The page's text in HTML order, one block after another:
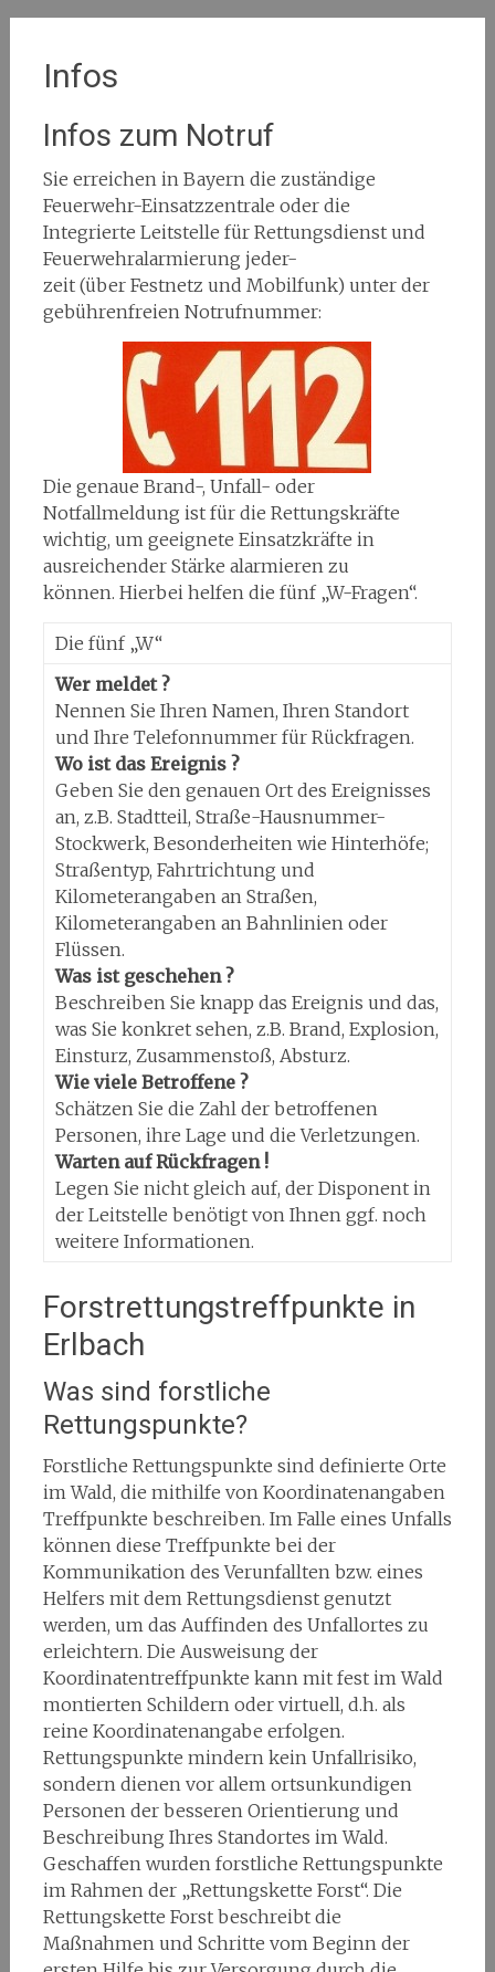
Infos
Infos zum Notruf
Sie erreichen in Bayern die zuständige
Feuerwehr-Einsatzzentrale oder die
Integrierte Leitstelle für Rettungsdienst und
Feuerwehralarmierung jeder-
zeit (über Festnetz und Mobilfunk) unter der
gebührenfreien Notrufnummer:
Die genaue Brand-, Unfall- oder
Notfallmeldung ist für die Rettungskräfte
wichtig, um geeignete Einsatzkräfte in
ausreichender Stärke alarmieren zu
können. Hierbei helfen die fünf „W-Fragen“.
Die fünf „W“
Wer meldet ?
Nennen Sie Ihren Namen, Ihren Standort
und Ihre Telefonnummer für Rückfragen.
Wo ist das Ereignis ?
Geben Sie den genauen Ort des Ereignisses
an, z.B. Stadtteil, Straße-Hausnummer-
Stockwerk, Besonderheiten wie Hinterhöfe;
Straßentyp, Fahrtrichtung und
Kilometerangaben an Straßen,
Kilometerangaben an Bahnlinien oder
Flüssen.
Was ist geschehen ?
Beschreiben Sie knapp das Ereignis und das,
was Sie konkret sehen, z.B. Brand, Explosion,
Einsturz, Zusammenstoß, Absturz.
Wie viele Betroffene ?
Schätzen Sie die Zahl der betroffenen
Personen, ihre Lage und die Verletzungen.
Warten auf Rückfragen !
Legen Sie nicht gleich auf, der Disponent in
der Leitstelle benötigt von Ihnen ggf. noch
weitere Informationen.
Forstrettungstreffpunkte in
Erlbach
Was sind forstliche
Rettungspunkte?
Forstliche Rettungspunkte sind definierte Orte
im Wald, die mithilfe von Koordinatenangaben
Treffpunkte beschreiben. Im Falle eines Unfalls
können diese Treffpunkte bei der
Kommunikation des Verunfallten bzw. eines
Helfers mit dem Rettungsdienst genutzt
werden, um das Auffinden des Unfallortes zu
erleichtern. Die Ausweisung der
Koordinatentreffpunkte kann mit fest im Wald
montierten Schildern oder virtuell, d.h. als
reine Koordinatenangabe erfolgen.
Rettungspunkte mindern kein Unfallrisiko,
sondern dienen vor allem ortsunkundigen
Personen der besseren Orientierung und
Beschreibung Ihres Standortes im Wald.
Geschaffen wurden forstliche Rettungspunkte
im Rahmen der „Rettungskette Forst“. Die
Rettungskette Forst beschreibt die
Maßnahmen und Schritte vom Beginn der